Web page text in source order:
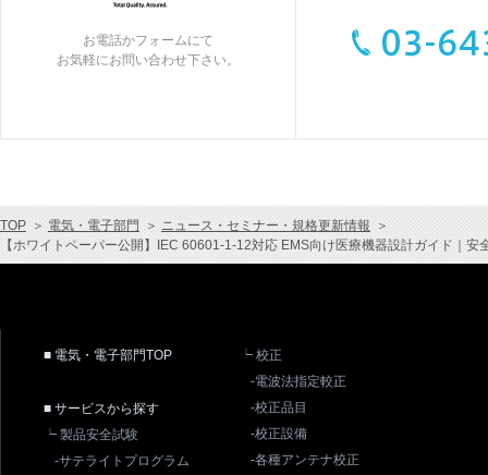
お電話かフォームにて
お気軽にお問い合わせ下さい。
TOP ＞ 電気・電子部門 ＞ ニュース・セミナー・規格更新情報
＞
【ホワイトペーパー公開】IEC 60601-1-12対応 EMS向け医療機器設計ガイド｜
■ 電気・電子部門TOP
■ サービスから探す
┕ 製品安全試験
-サテライトプログラム
┕ 校正
-電波法指定較正
-校正品目
-校正設備
-各種アンテナ校正